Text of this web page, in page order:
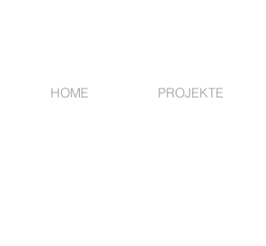
HOME PROJEKTE